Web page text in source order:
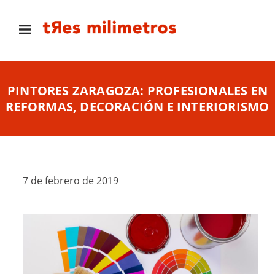
PINTORES ZARAGOZA: PROFESIONALES EN
REFORMAS, DECORACIÓN E INTERIORISMO
7 de febrero de 2019